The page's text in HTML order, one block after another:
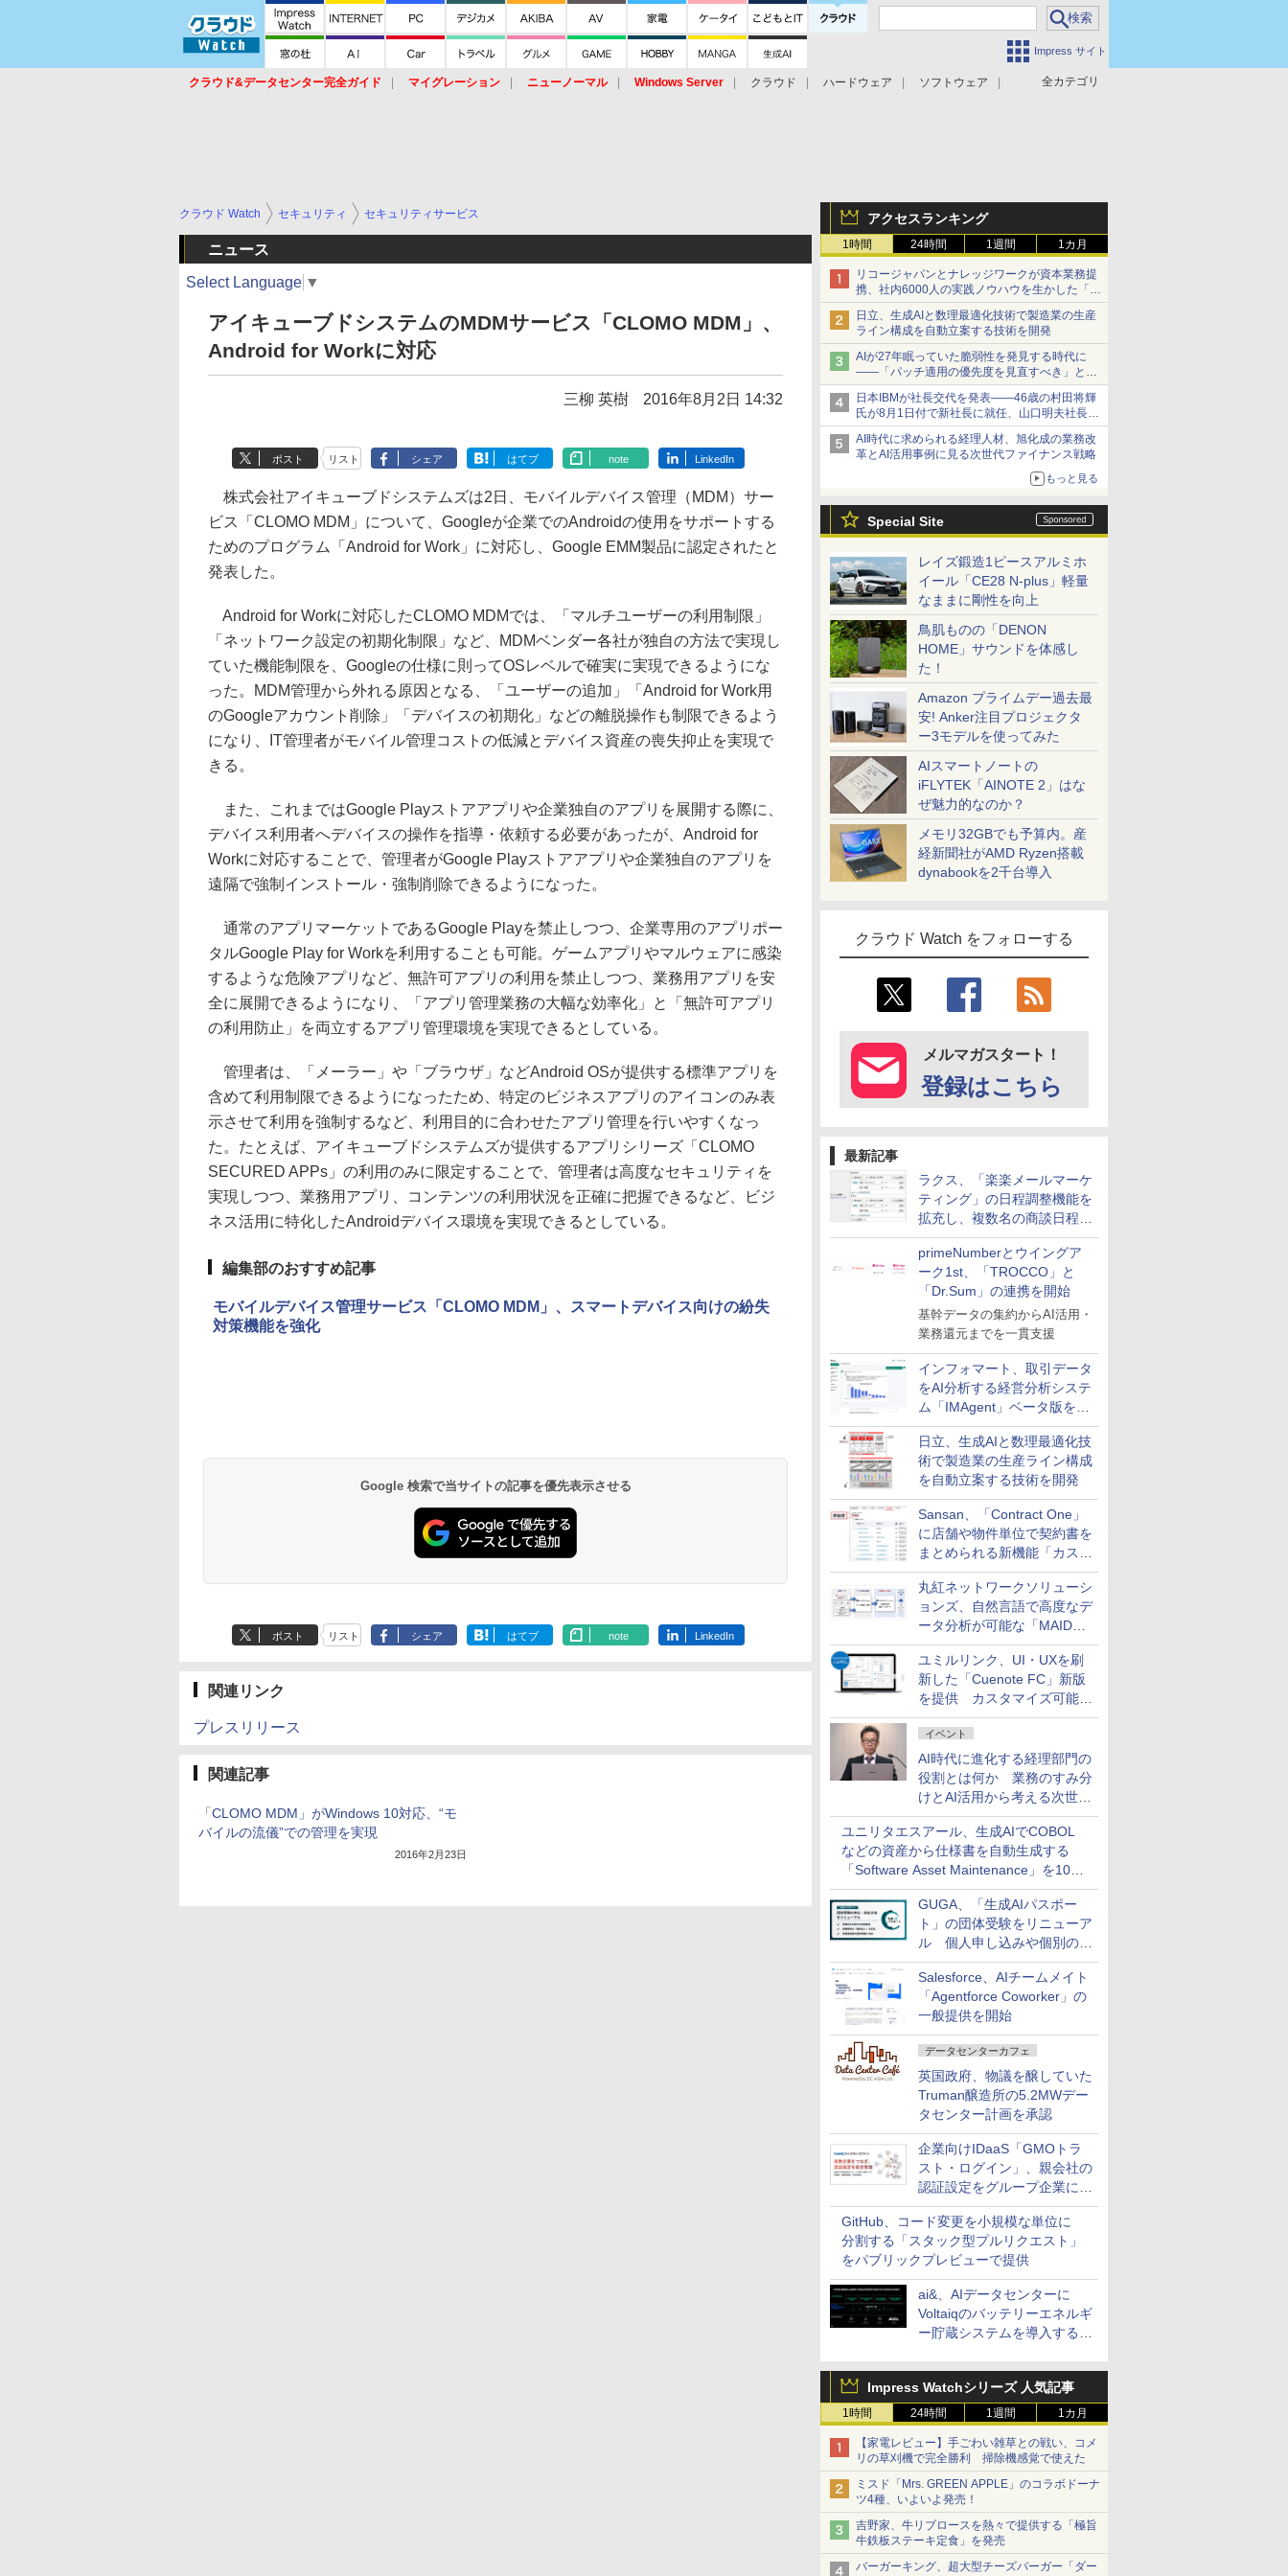
Impress サイト
全カテゴリ
クラウド&データセンター完全ガイド マイグレーション ニューノーマル Windows Server クラウド ハードウェア
ソフトウェア
アクセスランキング
1時間 24時間 1週間 1カ月
リコージャパンとナレッジワークが資本業務提
携、社内6000人の実践ノウハウを生かした「AI
商談記録 for RICOH」を展開へ
日立、生成AIと数理最適化技術で製造業の生産
ライン構成を自動立案する技術を開発
AIが27年眠っていた脆弱性を発見する時代に
――「パッチ適用の優先度を見直すべき」とセ
キュリティ専門家
日本IBMが社長交代を発表――46歳の村田将輝
氏が8月1日付で新社長に就任、山口明夫社長は
会長へ
AI時代に求められる経理人材、旭化成の業務改
革とAI活用事例に見る次世代ファイナンス戦略
もっと見る
Special Site
レイズ鍛造1ピースアルミホ
イール「CE28 N-plus」軽量
なままに剛性を向上
鳥肌ものの「DENON
HOME」サウンドを体感し
た！
Amazon プライムデー過去最
安! Anker注目プロジェクタ
ー3モデルを使ってみた
AIスマートノートの
iFLYTEK「AINOTE 2」はな
ぜ魅力的なのか？
メモリ32GBでも予算内。産
経新聞社がAMD Ryzen搭載
dynabookを2千台導入
クラウド Watch をフォローする
メルマガスタート！
登録はこちら
最新記事
ラクス、「楽楽メールマーケ
ティング」の日程調整機能を
拡充し、複数名の商談日程調
整を効率化
primeNumberとウイングア
ーク1st、「TROCCO」と
「Dr.Sum」の連携を開始
基幹データの集約からAI活用・
業務還元までを一貫支援
インフォマート、取引データ
をAI分析する経営分析システ
ム「IMAgent」ベータ版を提
供
日立、生成AIと数理最適化技
術で製造業の生産ライン構成
を自動立案する技術を開発
Sansan、「Contract One」
に店舗や物件単位で契約書を
まとめられる新機能「カスタ
ム契約ツリー」を追加
丸紅ネットワークソリューシ
ョンズ、自然言語で高度なデ
ータ分析が可能な「MAIDOA
AI ASSIST」を9月より提供
ユミルリンク、UI・UXを刷
新した「Cuenote FC」新版
を提供 カスタマイズ可能な
ダッシュボード画面を搭載
イベント
AI時代に進化する経理部門の
役割とは何か 業務のすみ分
けとAI活用から考える次世代
ファイナンス戦略
ユニリタエスアール、生成AIでCOBOL
などの資産から仕様書を自動生成する
「Software Asset Maintenance」を10月
に発売
GUGA、「生成AIパスポー
ト」の団体受験をリニューア
ル 個人申し込みや個別の支
払いなどに対応
Salesforce、AIチームメイト
「Agentforce Coworker」の
一般提供を開始
データセンターカフェ
英国政府、物議を醸していた
Truman醸造所の5.2MWデー
タセンター計画を承認
企業向けIDaaS「GMOトラ
スト・ログイン」、親会社の
認証設定をグループ企業に展
開できる新機能を提供
GitHub、コード変更を小規模な単位に
分割する「スタック型プルリクエスト」
をパブリックプレビューで提供
ai&、AIデータセンターに
Voltaiqのバッテリーエネルギ
ー貯蔵システムを導入する計
Impress Watchシリーズ 人気記事
1時間 24時間 1週間 1カ月
【家電レビュー】手ごわい雑草との戦い、コメ
リの草刈機で完全勝利 掃除機感覚で使えた
ミスド「Mrs. GREEN APPLE」のコラボドーナ
ツ4種、いよいよ発売！
吉野家、牛リブロースを熱々で提供する「極旨
牛鉄板ステーキ定食」を発売
バーガーキング、超大型チーズバーガー「ダー
クラウド Watch セキュリティ セキュリティサービス
ニュース
Select Language ▼
アイキューブドシステムのMDMサービス「CLOMO MDM」、
Android for Workに対応
三柳 英樹 2016年8月2日 14:32
ポスト リスト シェア はてブ note LinkedIn
株式会社アイキューブドシステムズは2日、モバイルデバイス管理（MDM）サー
ビス「CLOMO MDM」について、Googleが企業でのAndroidの使用をサポートする
ためのプログラム「Android for Work」に対応し、Google EMM製品に認定されたと
発表した。
Android for Workに対応したCLOMO MDMでは、「マルチユーザーの利用制限」
「ネットワーク設定の初期化制限」など、MDMベンダー各社が独自の方法で実現し
ていた機能制限を、Googleの仕様に則ってOSレベルで確実に実現できるようにな
った。MDM管理から外れる原因となる、「ユーザーの追加」「Android for Work用
のGoogleアカウント削除」「デバイスの初期化」などの離脱操作も制限できるよう
になり、IT管理者がモバイル管理コストの低減とデバイス資産の喪失抑止を実現で
きる。
また、これまではGoogle Playストアアプリや企業独自のアプリを展開する際に、
デバイス利用者へデバイスの操作を指導・依頼する必要があったが、Android for
Workに対応することで、管理者がGoogle Playストアアプリや企業独自のアプリを
遠隔で強制インストール・強制削除できるようになった。
通常のアプリマーケットであるGoogle Playを禁止しつつ、企業専用のアプリポー
タルGoogle Play for Workを利用することも可能。ゲームアプリやマルウェアに感染
するような危険アプリなど、無許可アプリの利用を禁止しつつ、業務用アプリを安
全に展開できるようになり、「アプリ管理業務の大幅な効率化」と「無許可アプリ
の利用防止」を両立するアプリ管理環境を実現できるとしている。
管理者は、「メーラー」や「ブラウザ」などAndroid OSが提供する標準アプリを
含めて利用制限できるようになったため、特定のビジネスアプリのアイコンのみ表
示させて利用を強制するなど、利用目的に合わせたアプリ管理を行いやすくなっ
た。たとえば、アイキューブドシステムズが提供するアプリシリーズ「CLOMO
SECURED APPs」の利用のみに限定することで、管理者は高度なセキュリティを
実現しつつ、業務用アプリ、コンテンツの利用状況を正確に把握できるなど、ビジ
ネス活用に特化したAndroidデバイス環境を実現できるとしている。
編集部のおすすめ記事
モバイルデバイス管理サービス「CLOMO MDM」、スマートデバイス向けの紛失
対策機能を強化
Google 検索で当サイトの記事を優先表示させる
ポスト リスト シェア はてブ note LinkedIn
関連リンク
プレスリリース
関連記事
「CLOMO MDM」がWindows 10対応、“モ
バイルの流儀”での管理を実現
2016年2月23日